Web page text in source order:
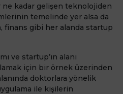
ne kadar gelişen teknolojiden
temelinde yer alsa da
finans gibi her alanda startup
ve startup’ın alanı
için bir örnek üzerinden
doktorlara yönelik
ile kişilerin